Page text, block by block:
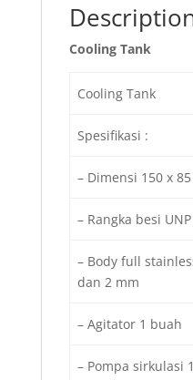
Cooling Tank
Cooling Tank
Spesifikasi :
– Dimensi 150 x
– Rangka besi
– Body full
dan 2 mm
– Agitator 1 buah
– Pompa sirkulasi